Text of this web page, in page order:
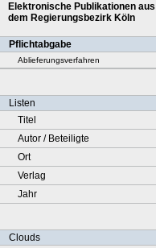
Elektronische Publikationen aus
dem Regierungsbezirk Köln
Pflichtabgabe
Ablieferungsverfahren
Listen
Titel
Autor / Beteiligte
Ort
Verlag
Jahr
Clouds